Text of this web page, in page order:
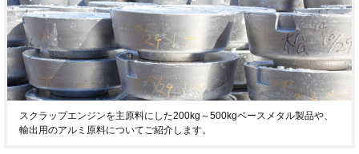
スクラップエンジンを主原料にした200kg～500kgベースメタル製品や、
輸出用のアルミ原料についてご紹介します。